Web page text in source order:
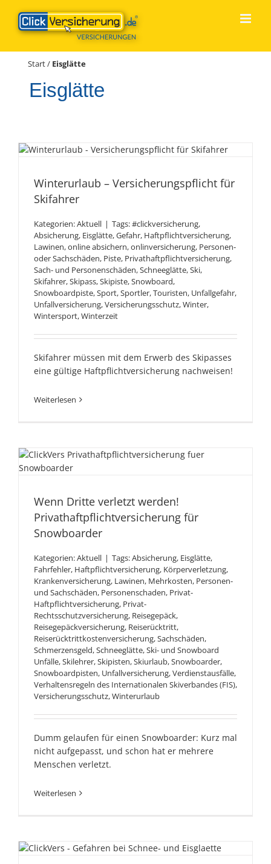
Inhalt
springen
Start/ Eisglätte
Eisglätte
Winterurlaub –
Skifahrer
Winterurlaub – Versicherungspflicht für
Skifahrer
Kategorien:Aktuell | Tags:#clickversicherung,
Absicherung, Eisglätte,Gefahr, Haftpflichtversicherung,
Lawinen,online absichern,onlinversicherung, Personen-
oder Sachschäden, Piste, Privathaftpflichtversicherung,
Sach- und Personenschäden,Schneeglätte,Ski,
Skifahrer,Skipass,Skipiste,Snowboard,
Snowboardpiste,Sport,Sportler,Touristen, Unfallgefahr,
Unfallversicherung,Versicherungsschutz,Winter,
Wintersport,Winterzeit
Skifahrer müssen mit dem Erwerb des Skipasses
eine gültige Haftpflichtversicherung nachweisen!
Weiterlesen
Wenn Dritte verletzt
Privathaftpflichtversicherung
für Snowboarder
Wenn Dritte verletzt werden!
Privathaftpflichtversicherung für
Snowboarder
Kategorien:Aktuell | Tags:Absicherung, Eisglätte,
Fahrfehler, Haftpflichtversicherung, Körperverletzung,
Krankenversicherung, Lawinen, Mehrkosten, Personen-
und Sachschäden, Personenschaden, Privat-
Haftpflichtversicherung, Privat-
Rechtsschutzversicherung, Reisegepäck,
Reisegepäckversicherung, Reiserücktritt,
Reiserücktrittkostenversicherung,Sachschäden,
Schmerzensgeld,Schneeglätte,Ski- und Snowboard
Unfälle,Skilehrer,Skipisten,Skiurlaub,Snowboarder,
Snowboardpisten, Unfallversicherung,Verdienstausfälle,
Verhaltensregeln des Internationalen Skiverbandes (FIS),
Versicherungsschutz,Winterurlaub
Dumm gelaufen für einen Snowboarder: Kurz mal
nicht aufgepasst, und schon hat er mehrere
Menschen verletzt.
Weiterlesen
Gefahren bei Schnee- und